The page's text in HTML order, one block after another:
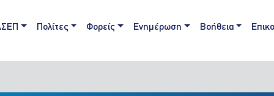
navigation
Πολίτες Φορείς Ενημέρωση Βοήθεια